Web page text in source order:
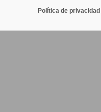
Política de privacidad